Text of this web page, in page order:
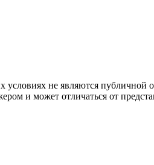
не являются публичной
и может отличаться от